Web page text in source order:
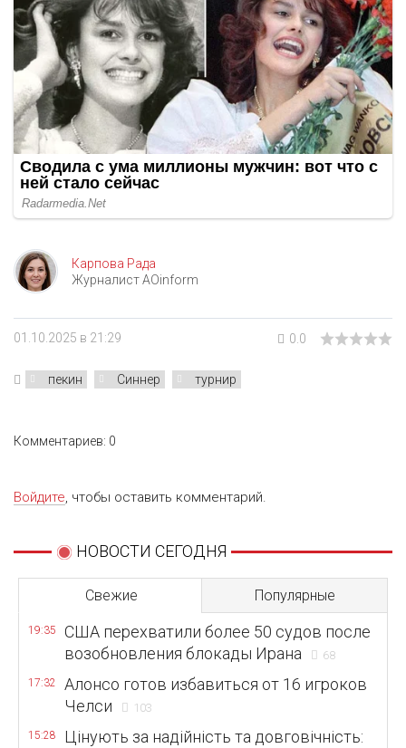
Карпова Рада
Журналист AOinform
01.10.2025 в 21:29 0.0
пекин Синнер турнир
Комментариев: 0
Войдите, чтобы оставить комментарий.
НОВОСТИ СЕГОДНЯ
Свежие Популярные
19:35
США перехватили более 50 судов после
возобновления блокады Ирана
68
17:32
Алонсо готов избавиться от 16 игроков
Челси
103
15:28
Цінують за надійність та довговічність: